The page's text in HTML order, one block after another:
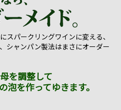
スパークリングワインに変える、
シャンパン製法はまさにオーダー
を調整して
泡を作ってゆきます。